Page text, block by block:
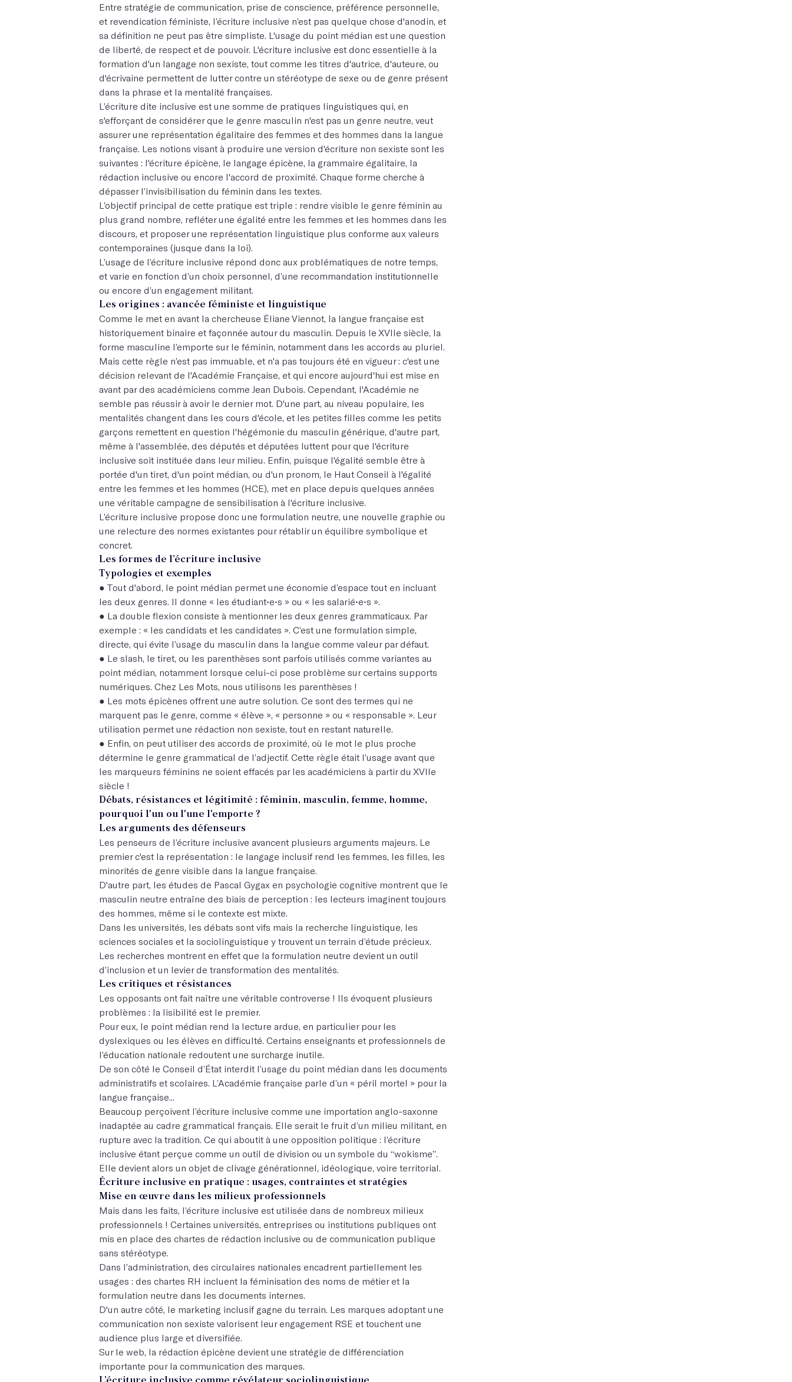
Entre stratégie de communication, prise de conscience, préférence personnelle,
et revendication féministe, l’écriture inclusive n’est pas quelque chose d'anodin, et
sa définition ne peut pas être simpliste. L'usage du point médian est une question
de liberté, de respect et de pouvoir. L'écriture inclusive est donc essentielle à la
formation d'un langage non sexiste, tout comme les titres d'autrice, d'auteure, ou
d'écrivaine permettent de lutter contre un stéréotype de sexe ou de genre présent
dans la phrase et la mentalité françaises.
L’écriture dite inclusive est une somme de pratiques linguistiques qui, en
s'efforçant de considérer que le genre masculin n'est pas un genre neutre, veut
assurer une représentation égalitaire des femmes et des hommes dans la langue
française. Les notions visant à produire une version d'écriture non sexiste sont les
suivantes : l'écriture épicène, le langage épicène, la grammaire égalitaire, la
rédaction inclusive ou encore l'accord de proximité. Chaque forme cherche à
dépasser l’invisibilisation du féminin dans les textes.
L’objectif principal de cette pratique est triple : rendre visible le genre féminin au
plus grand nombre, refléter une égalité entre les femmes et les hommes dans les
discours, et proposer une représentation linguistique plus conforme aux valeurs
contemporaines (jusque dans la loi).
L’usage de l’écriture inclusive répond donc aux problématiques de notre temps,
et varie en fonction d’un choix personnel, d’une recommandation institutionnelle
ou encore d’un engagement militant.
Les origines : avancée féministe et linguistique
Comme le met en avant la chercheuse Éliane Viennot, la langue française est
historiquement binaire et façonnée autour du masculin. Depuis le XVIIe siècle, la
forme masculine l’emporte sur le féminin, notamment dans les accords au pluriel.
Mais cette règle n’est pas immuable, et n'a pas toujours été en vigueur : c'est une
décision relevant de l'Académie Française, et qui encore aujourd'hui est mise en
avant par des académiciens comme Jean Dubois. Cependant, l'Académie ne
semble pas réussir à avoir le dernier mot. D'une part, au niveau populaire, les
mentalités changent dans les cours d'école, et les petites filles comme les petits
garçons remettent en question l'hégémonie du masculin générique, d'autre part,
même à l'assemblée, des députés et députées luttent pour que l'écriture
inclusive soit instituée dans leur milieu. Enfin, puisque l'égalité semble être à
portée d'un tiret, d'un point médian, ou d'un pronom, le Haut Conseil à l'égalité
entre les femmes et les hommes (HCE), met en place depuis quelques années
une véritable campagne de sensibilisation à l'écriture inclusive.
L’écriture inclusive propose donc une formulation neutre, une nouvelle graphie ou
une relecture des normes existantes pour rétablir un équilibre symbolique et
concret.
Les formes de l’écriture inclusive
Typologies et exemples
● Tout d'abord, le point médian permet une économie d’espace tout en incluant
les deux genres. Il donne « les étudiant•e•s » ou « les salarié•e•s ».
● La double flexion consiste à mentionner les deux genres grammaticaux. Par
exemple : « les candidats et les candidates ». C’est une formulation simple,
directe, qui évite l’usage du masculin dans la langue comme valeur par défaut.
● Le slash, le tiret, ou les parenthèses sont parfois utilisés comme variantes au
point médian, notamment lorsque celui-ci pose problème sur certains supports
numériques. Chez Les Mots, nous utilisons les parenthèses !
● Les mots épicènes offrent une autre solution. Ce sont des termes qui ne
marquent pas le genre, comme « élève », « personne » ou « responsable ». Leur
utilisation permet une rédaction non sexiste, tout en restant naturelle.
● Enfin, on peut utiliser des accords de proximité, où le mot le plus proche
détermine le genre grammatical de l’adjectif. Cette règle était l’usage avant que
les marqueurs féminins ne soient effacés par les académiciens à partir du XVIIe
siècle !
Débats, résistances et légitimité : féminin, masculin, femme, homme,
pourquoi l'un ou l'une l'emporte ?
Les arguments des défenseurs
Les penseurs de l’écriture inclusive avancent plusieurs arguments majeurs. Le
premier c'est la représentation : le langage inclusif rend les femmes, les filles, les
minorités de genre visible dans la langue française.
D'autre part, les études de Pascal Gygax en psychologie cognitive montrent que le
masculin neutre entraîne des biais de perception : les lecteurs imaginent toujours
des hommes, même si le contexte est mixte.
Dans les universités, les débats sont vifs mais la recherche linguistique, les
sciences sociales et la sociolinguistique y trouvent un terrain d’étude précieux.
Les recherches montrent en effet que la formulation neutre devient un outil
d’inclusion et un levier de transformation des mentalités.
Les critiques et résistances
Les opposants ont fait naître une véritable controverse ! Ils évoquent plusieurs
problèmes : la lisibilité est le premier.
Pour eux, le point médian rend la lecture ardue, en particulier pour les
dyslexiques ou les élèves en difficulté. Certains enseignants et professionnels de
l’éducation nationale redoutent une surcharge inutile.
De son côté le Conseil d’État interdit l’usage du point médian dans les documents
administratifs et scolaires. L’Académie française parle d’un « péril mortel » pour la
langue française...
Beaucoup perçoivent l’écriture inclusive comme une importation anglo-saxonne
inadaptée au cadre grammatical français. Elle serait le fruit d’un milieu militant, en
rupture avec la tradition. Ce qui aboutit à une opposition politique : l’écriture
inclusive étant perçue comme un outil de division ou un symbole du “wokisme”.
Elle devient alors un objet de clivage générationnel, idéologique, voire territorial.
Écriture inclusive en pratique : usages, contraintes et stratégies
Mise en œuvre dans les milieux professionnels
Mais dans les faits, l’écriture inclusive est utilisée dans de nombreux milieux
professionnels ! Certaines universités, entreprises ou institutions publiques ont
mis en place des chartes de rédaction inclusive ou de communication publique
sans stéréotype.
Dans l’administration, des circulaires nationales encadrent partiellement les
usages : des chartes RH incluent la féminisation des noms de métier et la
formulation neutre dans les documents internes.
D'un autre côté, le marketing inclusif gagne du terrain. Les marques adoptant une
communication non sexiste valorisent leur engagement RSE et touchent une
audience plus large et diversifiée.
Sur le web, la rédaction épicène devient une stratégie de différenciation
importante pour la communication des marques.